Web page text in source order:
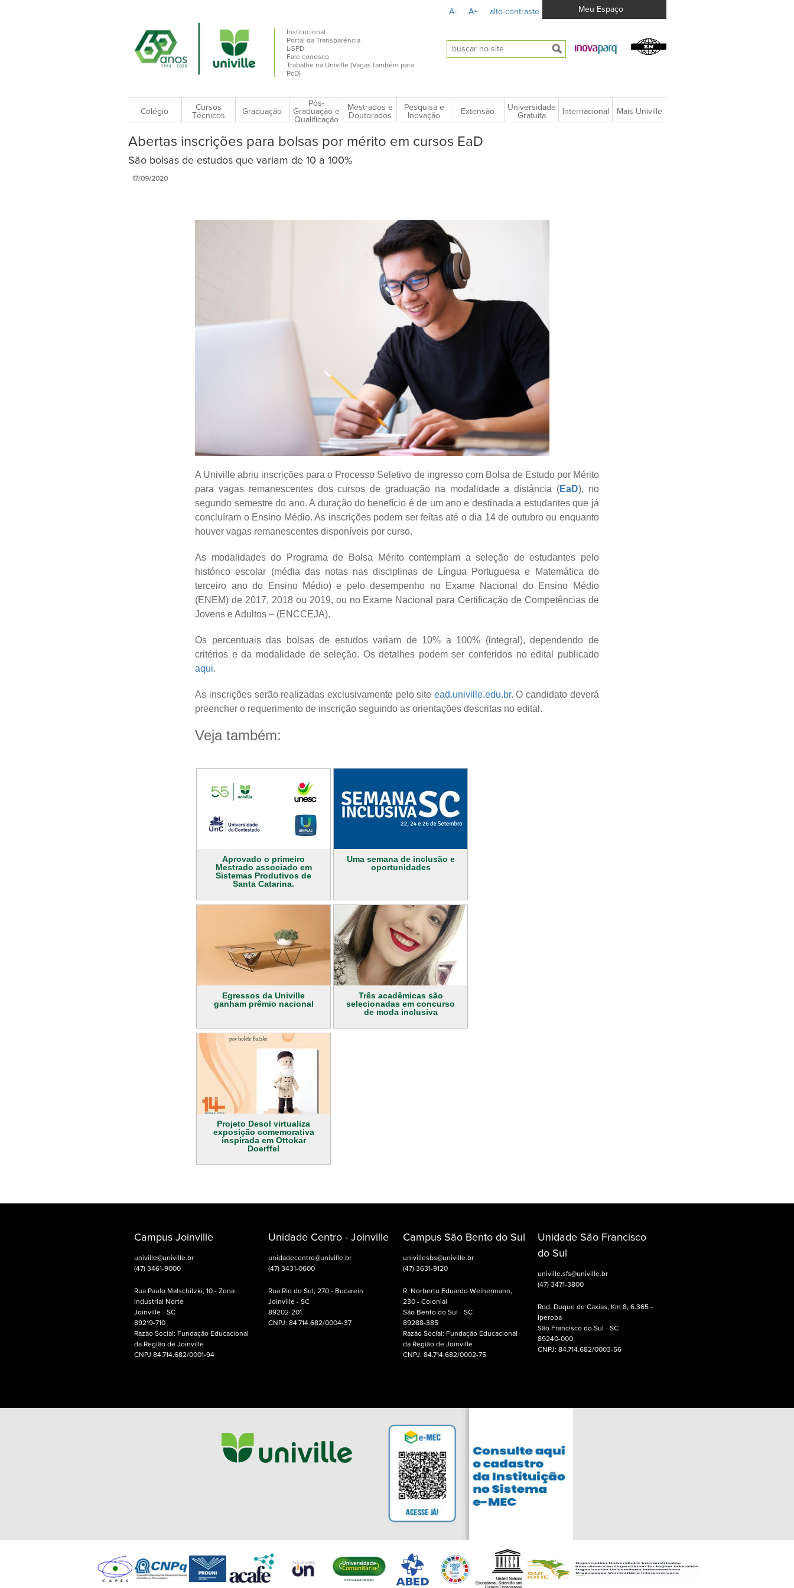
A- A+ alto-contraste Meu Espaço
Institucional
Portal da Transparência
LGPD
Fale conosco
Trabalhe na Univille (Vagas também para
PcD)
Colégio
Cursos
Técnicos
Graduação
Pós-
Graduação e
Qualificação
Mestrados e
Doutorados
Pesquisa e
Inovação
Extensão
Universidade
Gratuita
Internacional Mais Univille
Abertas inscrições para bolsas por mérito em cursos EaD
São bolsas de estudos que variam de 10 a 100%
17/09/2020
A Univille abriu inscrições para o Processo Seletivo de ingresso com Bolsa de Estudo por Mérito
para vagas remanescentes dos cursos de graduação na modalidade a distância (EaD), no
segundo semestre do ano. A duração do benefício é de um ano e destinada a estudantes que já
concluíram o Ensino Médio. As inscrições podem ser feitas até o dia 14 de outubro ou enquanto
houver vagas remanescentes disponíveis por curso.
As modalidades do Programa de Bolsa Mérito contemplam a seleção de estudantes pelo
histórico escolar (média das notas nas disciplinas de Língua Portuguesa e Matemática do
terceiro ano do Ensino Médio) e pelo desempenho no Exame Nacional do Ensino Médio
(ENEM) de 2017, 2018 ou 2019, ou no Exame Nacional para Certificação de Competências de
Jovens e Adultos – (ENCCEJA).
Os percentuais das bolsas de estudos variam de 10% a 100% (integral), dependendo de
critérios e da modalidade de seleção. Os detalhes podem ser conferidos no edital publicado
aqui.
As inscrições serão realizadas exclusivamente pelo site ead.univille.edu.br. O candidato deverá
preencher o requerimento de inscrição seguindo as orientações descritas no edital.
Veja também:
Aprovado o primeiro
Mestrado associado em
Sistemas Produtivos de
Santa Catarina.
Uma semana de inclusão e
oportunidades
Egressos da Univille
ganham prêmio nacional
Três acadêmicas são
selecionadas em concurso
de moda inclusiva
Projeto Desol virtualiza
exposição comemorativa
inspirada em Ottokar
Doerffel
Campus Joinville
univille@univille.br
(47) 3461-9000
Rua Paulo Malschitzki, 10 - Zona
Industrial Norte
Joinville - SC
89219-710
Razão Social: Fundação Educacional
da Região de Joinville
CNPJ 84.714.682/0001-94
Unidade Centro - Joinville
unidadecentro@univille.br
(47) 3431-0600
Rua Rio do Sul, 270 - Bucarein
Joinville - SC
89202-201
CNPJ: 84.714.682/0004-37
Campus São Bento do Sul
univillesbs@univille.br
(47) 3631-9120
R. Norberto Eduardo Weihermann,
230 - Colonial
São Bento do Sul - SC
89288-385
Razão Social: Fundação Educacional
da Região de Joinville
CNPJ: 84.714.682/0002-75
Unidade São Francisco
do Sul
univille.sfs@univille.br
(47) 3471-3800
Rod. Duque de Caxias, Km 8, 6.365 -
Iperoba
São Francisco do Sul - SC
89240-000
CNPJ: 84.714.682/0003-56